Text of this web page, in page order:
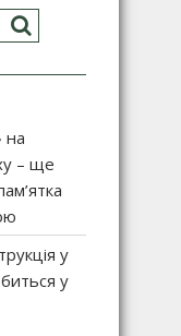
на
– ще
у
у